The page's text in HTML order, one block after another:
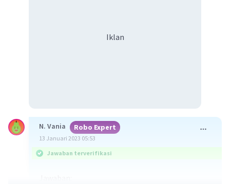
Iklan
N. Vania Robo Expert
13 Januari 2023 05:53
Jawaban terverifikasi